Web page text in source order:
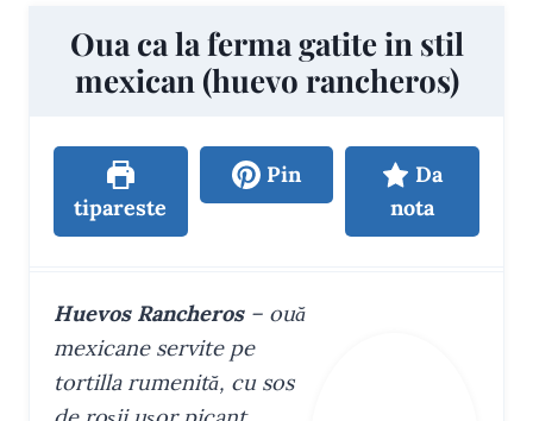
Oua ca la ferma gatite in stil
mexican (huevo rancheros)
tipareste
Pin
Da
nota
Huevos Rancheros– ouă
mexicane servite pe
tortilla rumenită, cu sos